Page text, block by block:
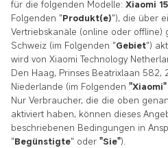
für die folgenden Modelle: Xiaomi
Folgenden "Produkt(e)"), die über
Vertriebskanäle (online oder offline)
Schweiz (im Folgenden "Gebiet")
wird von Xiaomi Technology
Den Haag, Prinses Beatrixlaan 582,
Niederlande (im Folgenden "Xiaomi"
Nur Verbraucher, die die oben
aktiviert haben, können dieses
beschriebenen Bedingungen in
"Begünstigte" oder "Sie").